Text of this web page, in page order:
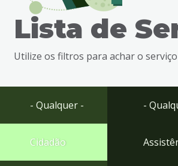
busca
Ir
rodapé
Lista de
Utilize os filtros para achar o
- Qualquer -
Cidadão
-